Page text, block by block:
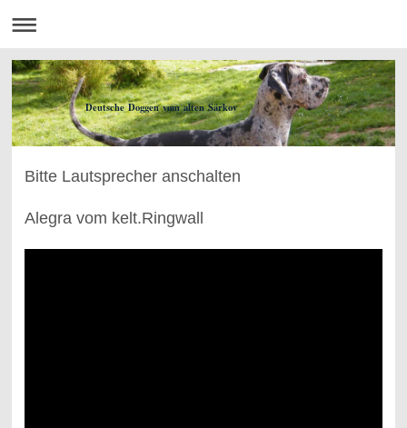
Deutsche Doggen vom alten Särkov
Bitte Lautsprecher anschalten
Alegra vom kelt.Ringwall